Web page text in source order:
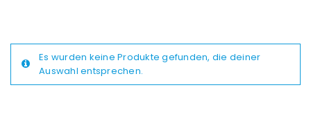
Es wurden keine Produkte gefunden, die deiner
Auswahl entsprechen.